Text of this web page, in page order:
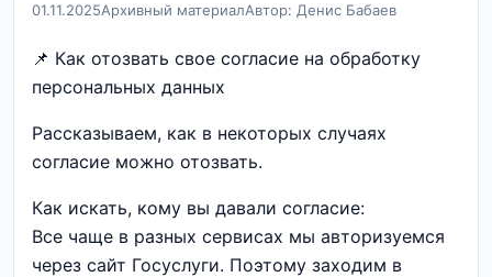
01.11.2025Архивный материалАвтор: Денис Бабаев
📌 Как отозвать свое согласие на обработку
персональных данных
Рассказываем, как в некоторых случаях
согласие можно отозвать.
Как искать, кому вы давали согласие:
Все чаще в разных сервисах мы авторизуемся
через сайт Госуслуги. Поэтому заходим в